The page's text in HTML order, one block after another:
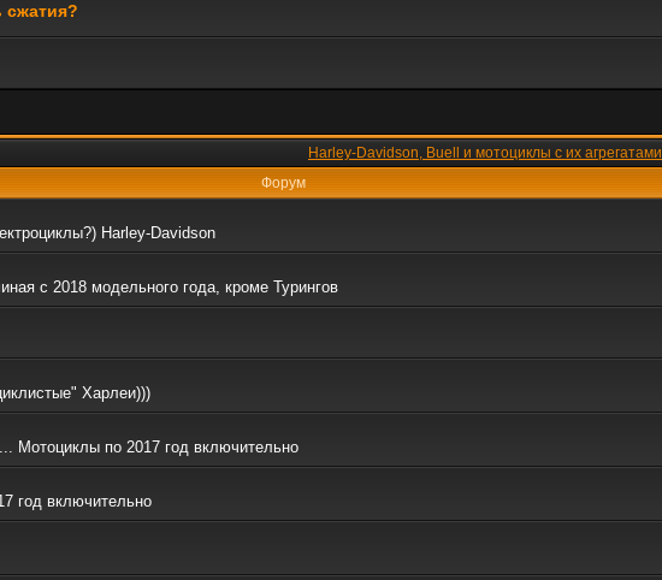
сжатия?
Harley-Davidson, Buell и мотоциклы с их агрегатами
Форум
Harley-Davidson
с 2018 модельного года, кроме Турингов
Харлеи)))
Мотоциклы по 2017 год включительно
год включительно